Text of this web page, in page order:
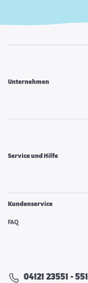
Unternehmen
Service und Hilfe
Kundenservice
FAQ
04121 23551 - 551